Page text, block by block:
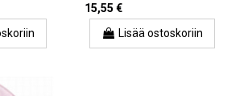
15,55 €
Lisää ostoskoriin